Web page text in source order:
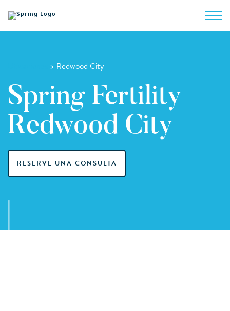
> Redwood City
Spring Fertility
Redwood City
RESERVE UNA CONSULTA